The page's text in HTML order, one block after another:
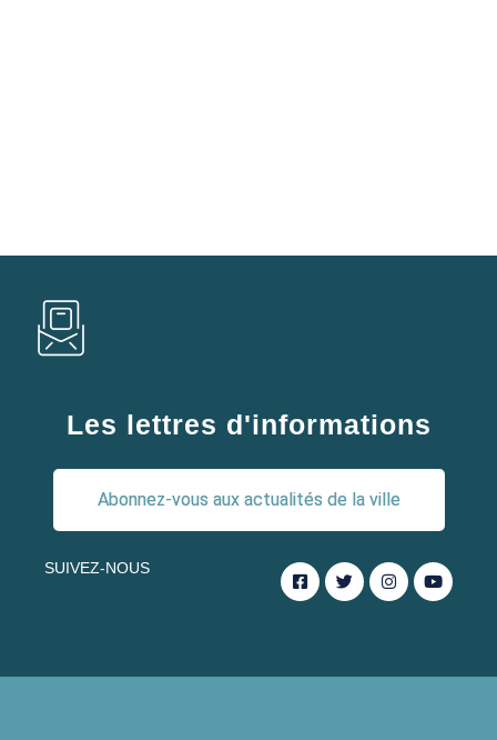
Les lettres d'informations
Abonnez-vous aux actualités de la ville
SUIVEZ-NOUS